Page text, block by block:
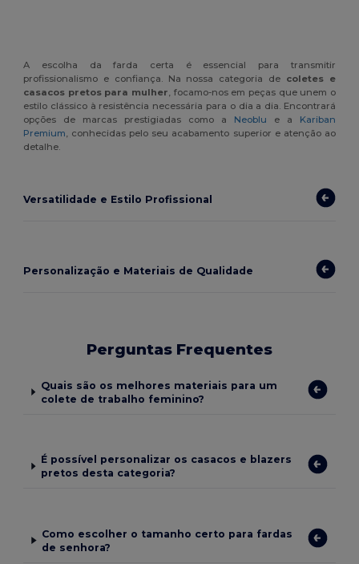
A escolha da farda certa é essencial para transmitir
profissionalismo e confiança. Na nossa categoria de coletes e
casacos pretos para mulher , focamo-nos em peças que unem o
estilo clássico à resistência necessária para o dia a dia. Encontrará
opções de marcas prestigiadas como a Neoblu e a Kariban
Premium , conhecidas pelo seu acabamento superior e atenção ao
detalhe.
Versatilidade e Estilo Profissional
Personalização e Materiais de Qualidade
Perguntas Frequentes
Quais são os melhores materiais para um
colete de trabalho feminino?
É possível personalizar os casacos e blazers
pretos desta categoria?
Como escolher o tamanho certo para fardas
de senhora?